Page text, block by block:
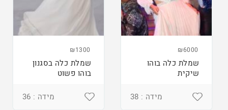
₪6000
שמלת כלה בוהו
שיקית
מידה : 38
₪1300
שמלת כלה בסגנון
בוהו פשוט
מידה : 36